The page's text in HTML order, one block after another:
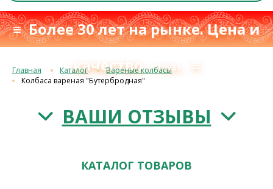
≡ Более 30 лет на рынке. Цена и
качествос 1993 г. ≡
Главная Каталог
Вареные колбасы
Колбаса вареная "Бутербродная"
ВАШИ ОТЗЫВЫ
КАТАЛОГ ТОВАРОВ